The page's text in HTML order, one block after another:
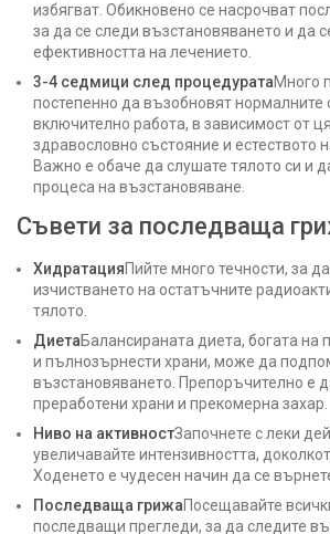
избягват. Обикновено се насрочват
за да се следи възстановяването и да
ефективността на лечението.
3-4 седмици след процедуратаМного
постепенно да възобновят нормалните
включително работа, в зависимост от
здравословно състояние и естеството
Важно е обаче да слушате тялото си и
процеса на възстановяване.
Съвети за последваща
ХидратацияПийте много течности, за
изчистването на остатъчните
тялото.
ДиетаБалансираната диета, богата на
и пълнозърнести храни, може да
възстановяването. Препоръчително е
преработени храни и прекомерна захар.
Ниво на активностЗапочнете с леки
увеличавайте интензивността,
Ходенето е чудесен начин да се
Последваща грижаПосещавайте
последващи прегледи, за да следите